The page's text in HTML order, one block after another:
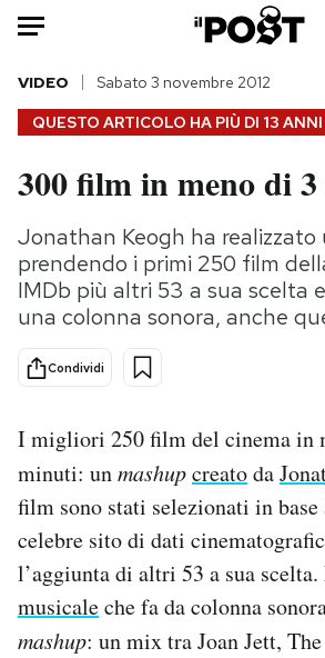
Auto
HOME
Italia
Politica
Tecnologia
Internet
Scienza
Cultura
Sport
Moda
Ok
PODCAST
NEWSLETTER
QUESTO ARTICOLO HA PIÙ DI 13 ANNI
VIDEO Sabato 3 novembre 2012
300 film in meno di
Jonathan Keogh ha realizzato
prendendo i primi 250 film
IMDb più altri 53 a sua scelta
una colonna sonora, anche
Condividi
I migliori 250 film del cinema in
minuti: unmashupcreatoda
film sono stati selezionati in
celebre sito di dati
l’aggiunta di altri 53 a sua
musicaleche fa da colonna
mashup: un mix tra Joan Jett,